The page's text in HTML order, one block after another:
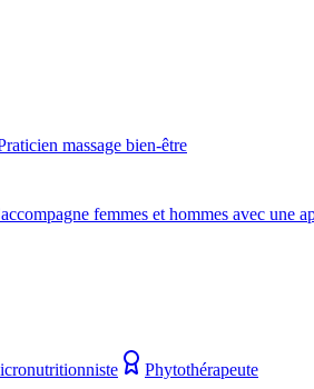
massage bien-être
femmes et hommes avec une
Phytothérapeute